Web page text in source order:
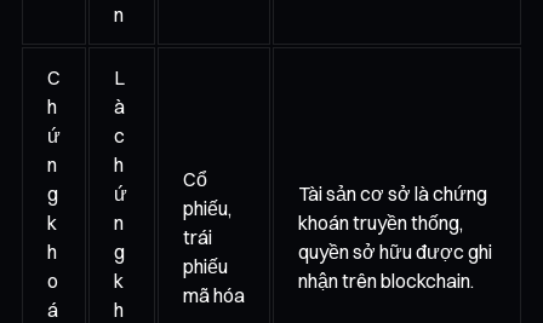
n
C
h
ứ
n
g
k
h
o
á
L
à
c
h
ứ
n
g
k
h
Cổ
phiếu,
trái
phiếu
mã hóa
Tài sản cơ sở là chứng
khoán truyền thống,
quyền sở hữu được ghi
nhận trên blockchain.